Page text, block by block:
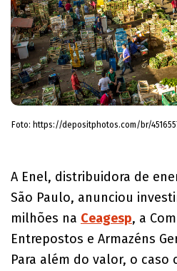
Foto: https://depositphotos.com/br/
A Enel, distribuidora de
São Paulo, anunciou
milhões na Ceagesp, a
Entrepostos e Armazéns
Para além do valor, o caso